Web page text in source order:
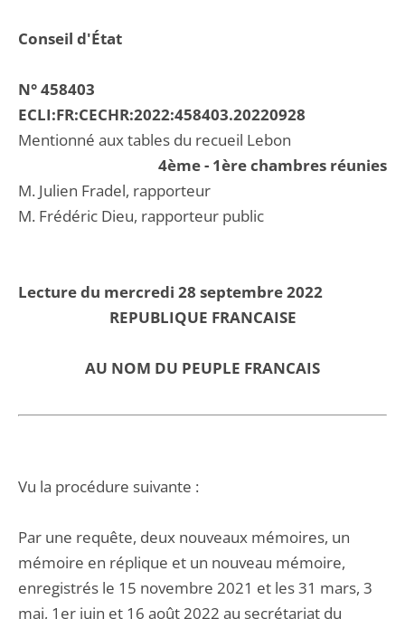
Conseil d'État
N° 458403
ECLI:FR:CECHR:2022:458403.20220928
Mentionné aux tables du recueil Lebon
4ème - 1ère chambres réunies
M. Julien Fradel, rapporteur
M. Frédéric Dieu, rapporteur public
Lecture du mercredi 28 septembre 2022
REPUBLIQUE FRANCAISE
AU NOM DU PEUPLE FRANCAIS
Vu la procédure suivante :
Par une requête, deux nouveaux mémoires, un
mémoire en réplique et un nouveau mémoire,
enregistrés le 15 novembre 2021 et les 31 mars, 3
mai, 1er juin et 16 août 2022 au secrétariat du